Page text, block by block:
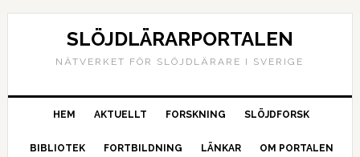
SLÖJDLÄRARPORTALEN
NÄTVERKET FÖR SLÖJDLÄRARE I SVERIGE
HEM AKTUELLT FORSKNING SLÖJDFORSK
BIBLIOTEK FORTBILDNING LÄNKAR OM PORTALEN